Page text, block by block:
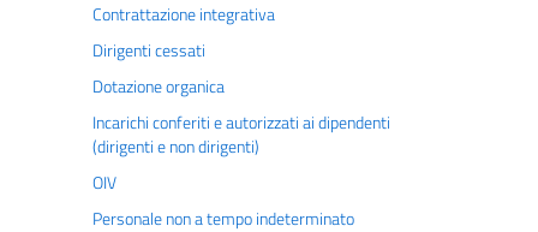
Contrattazione integrativa
Dirigenti cessati
Dotazione organica
Incarichi conferiti e autorizzati ai dipendenti
(dirigenti e non dirigenti)
OIV
Personale non a tempo indeterminato